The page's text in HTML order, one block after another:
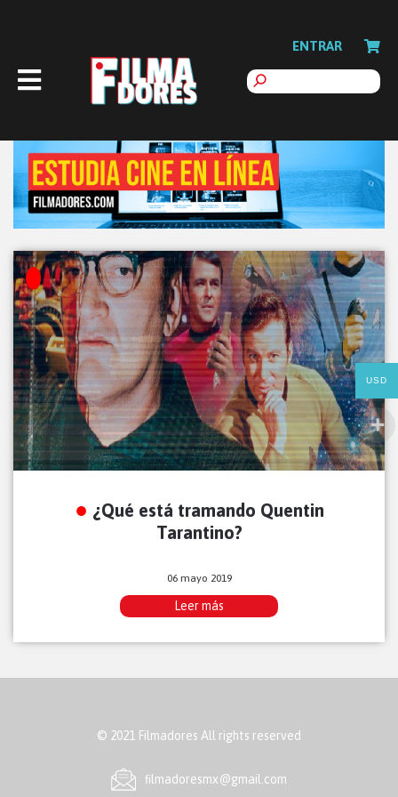
ENTRAR
¿Qué está tramando Quentin
Tarantino?
06 mayo 2019
Leer más
© 2021 Filmadores All rights reserved
ﬁlmadoresmx@gmail.com
USD